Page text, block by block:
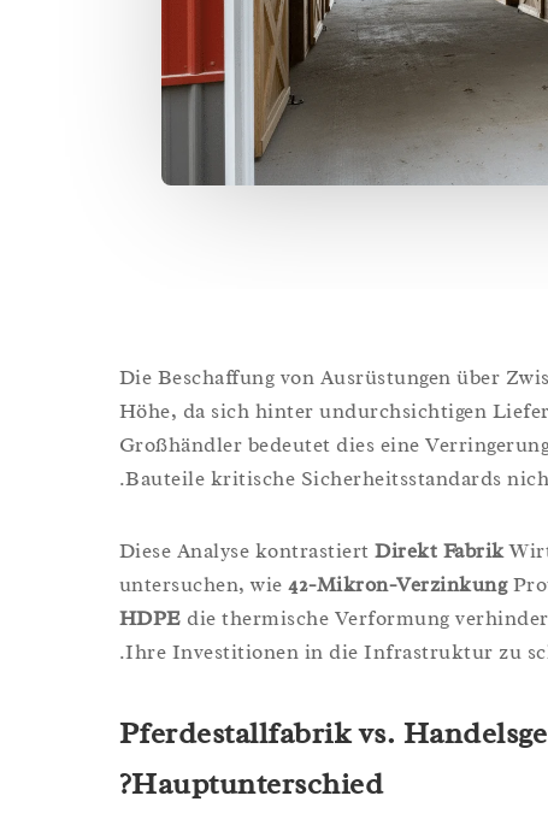
Die Beschaffung von Ausrüstungen über
Höhe, da sich hinter undurchsichtigen
Großhändler bedeutet dies eine
Bauteile kritische Sicherheitsstandards
Diese Analyse kontrastiertDirekt Fabrik
untersuchen, wie42-Mikron-Verzinkung
HDPE die thermische Verformung
Ihre Investitionen in die Infrastruktur zu
Pferdestallfabrik vs.
Hauptunterschied?